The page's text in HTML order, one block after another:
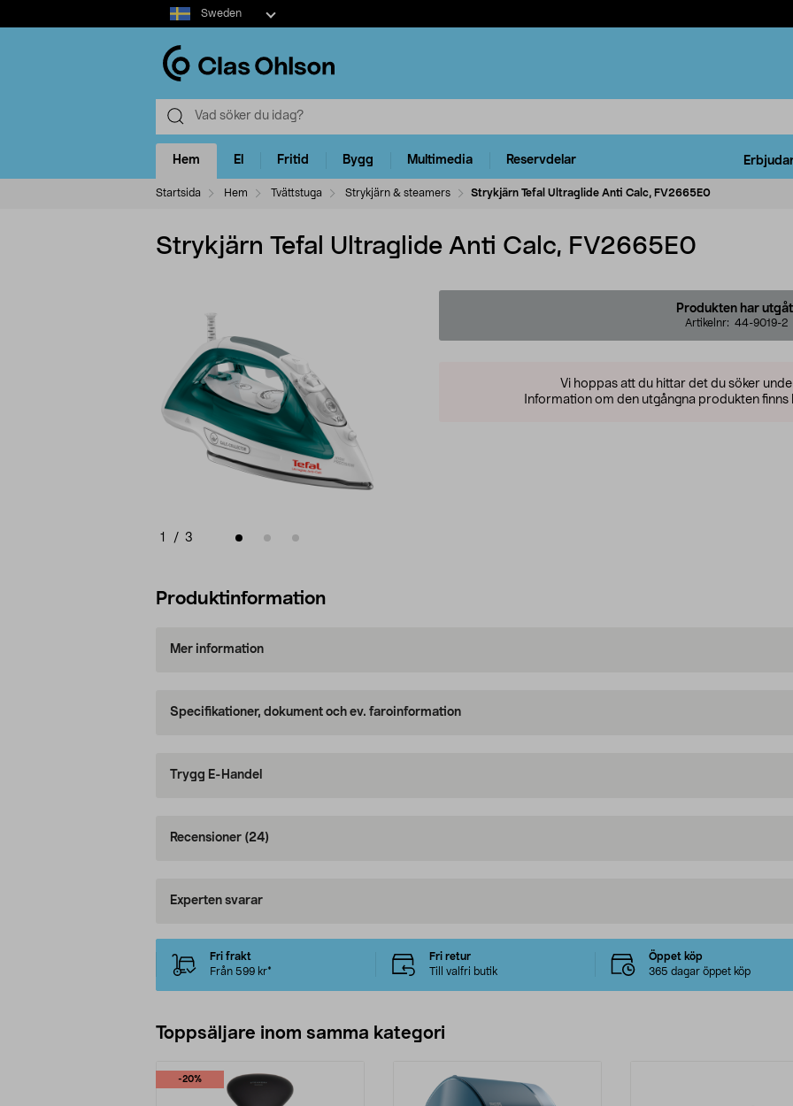
Select
market
Sweden
Hem El Fritid Bygg Multimedia Reservdelar
Startsida Hem Tvättstuga Strykjärn & steamers Strykjärn Tefal Ultraglide Anti Calc, FV2665E0
Strykjärn Tefal Ultraglide Anti Calc, FV2665E0
1 / 3
Produkten har
Artikelnr: 44-9019-2
Vi hoppas att du hittar det du söker
Information om den utgångna produkten finns
Produktinformation
Mer information
Specifikationer, dokument och ev. faroinformation
Trygg E-Handel
Recensioner (24)
Experten svarar
Fri frakt
Från 599 kr*
Fri retur
Till valfri butik
Öppet köp
365 dagar öppet köp
Toppsäljare inom samma kategori
-20%